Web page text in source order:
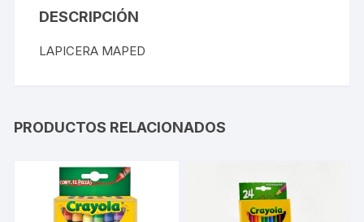
DESCRIPCIÓN
LAPICERA MAPED
PRODUCTOS RELACIONADOS